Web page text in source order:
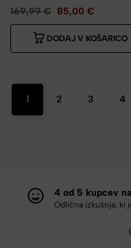
169,99€ 85,00 €
DODAJ V KOŠARICO
1 2 3 4
4 od 5 kupcev
Odlična izkušnja, ki